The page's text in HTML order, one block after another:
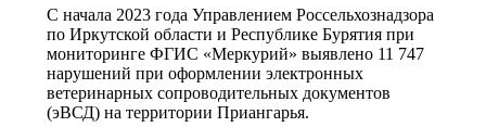
С начала 2023 года Управлением Россельхознадзора
по Иркутской области и Республике Бурятия при
мониторинге ФГИС «Меркурий» выявлено 11 747
нарушений при оформлении электронных
ветеринарных сопроводительных документов
(эВСД) на территории Приангарья.